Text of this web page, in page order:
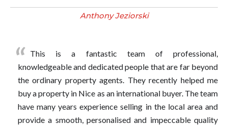
Anthony Jeziorski
This is a fantastic team of professional,
knowledgeable and dedicated people that are far beyond
the ordinary property agents. They recently helped me
buy a property in Nice as an international buyer. The team
have many years experience selling in the local area and
provide a smooth, personalised and impeccable quality